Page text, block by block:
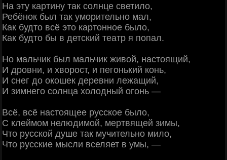
На эту картину так солнце светило,
Ребёнок был так уморительно мал,
Как будто всё это картонное было,
Как будто бы в детский театр я попал.
Но мальчик был мальчик живой, настоящий,
И дровни, и хворост, и пегонький конь,
И снег до окошек деревни лежащий,
И зимнего солнца холодный огонь —
Всё, всё настоящее русское было,
С клеймом нелюдимой, мертвящей зимы,
Что русской душе так мучительно мило,
Что русские мысли вселяет в умы, —